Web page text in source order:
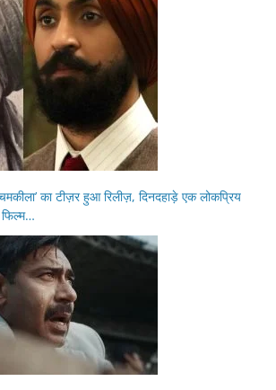
का टीज़र हुआ रिलीज़, दिनदहाड़े एक लोकप्रिय